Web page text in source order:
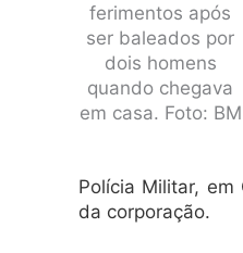
ferimentos após
ser baleados por
dois homens
quando chegava
em casa. Foto: BM
Polícia Militar,
da corporação.